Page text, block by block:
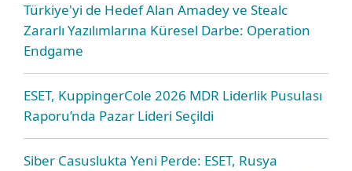
Türkiye'yi de Hedef Alan Amadey ve Stealc
Zararlı Yazılımlarına Küresel Darbe: Operation
Endgame
ESET, KuppingerCole 2026 MDR Liderlik Pusulası
Raporu’nda Pazar Lideri Seçildi
Siber Casuslukta Yeni Perde: ESET, Rusya